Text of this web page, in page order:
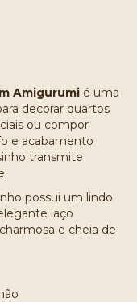
Amigurumi é uma
decorar quartos
ou compor
e acabamento
transmite
possui um lindo
laço
e cheia de